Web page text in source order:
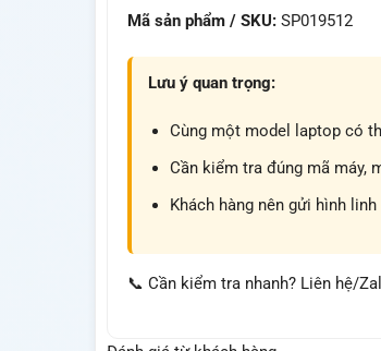
Mã sản phẩm / SKU: SP019512
Lưu ý quan trọng:
Cùng một model laptop có
Cần kiểm tra đúng mã máy,
Khách hàng nên gửi hình
📞 Cần kiểm tra nhanh? Liên hệ/